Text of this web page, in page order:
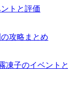
トと評価
攻略まとめ
凍子のイベント